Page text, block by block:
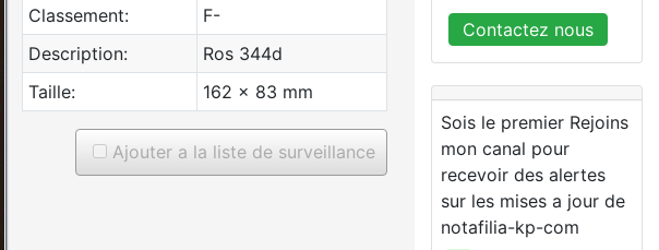
Classement:
F-
Description:
Ros 344d
Taille:
162 x 83 mm
Ajouter a la liste de surveillance
Contactez nous
Sois le premier Rejoins
mon canal pour
recevoir des alertes
sur les mises a jour de
notafilia-kp-com